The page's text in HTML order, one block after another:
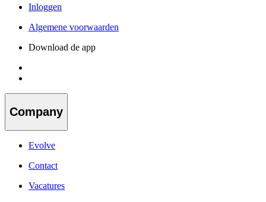
Inloggen
Algemene voorwaarden
Download de app
Company
Evolve
Contact
Vacatures